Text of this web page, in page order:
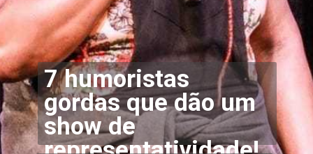
7 humoristas
gordas que dão um
show de